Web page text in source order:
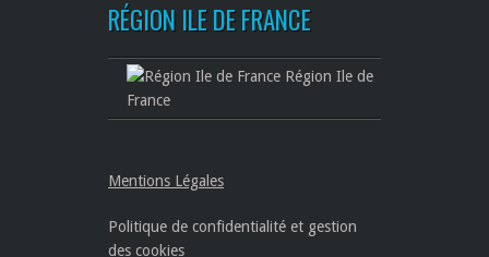
RÉGION ILE DE FRANCE
Région Ile de
France
Mentions Légales
Politique de confidentialité et gestion
des cookies